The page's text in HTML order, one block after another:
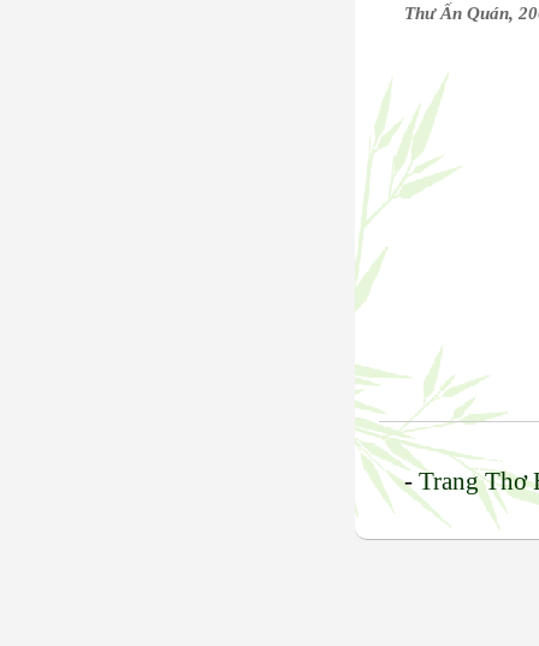
Thư Ấn Quán,
-Trang Thơ